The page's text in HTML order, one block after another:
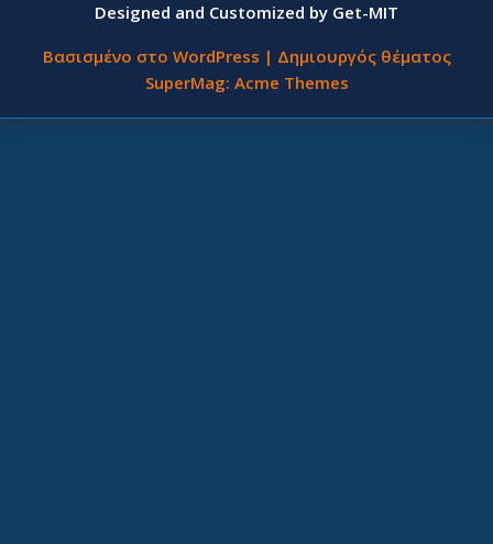
Designed and Customized by Get-MIT
Βασισμένο στο WordPress | Δημιουργός θέματος
SuperMag: Acme Themes